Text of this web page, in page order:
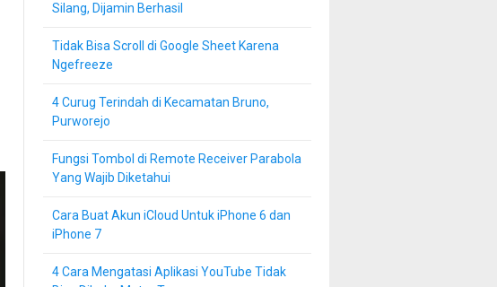
Silang, Dijamin Berhasil
Tidak Bisa Scroll di Google Sheet Karena
Ngefreeze
4 Curug Terindah di Kecamatan Bruno,
Purworejo
Fungsi Tombol di Remote Receiver Parabola
Yang Wajib Diketahui
Cara Buat Akun iCloud Untuk iPhone 6 dan
iPhone 7
4 Cara Mengatasi Aplikasi YouTube Tidak